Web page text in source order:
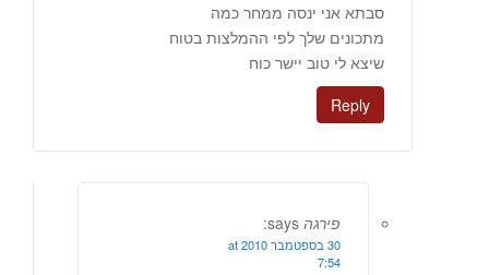
סבתא אני ינסה ממחר כמה
מתכונים שלך לפי ההמלצות בטוח
שיצא לי טוב יישר כוח
Reply
פירגה says:
30 בספטמבר 2010 at
7:54